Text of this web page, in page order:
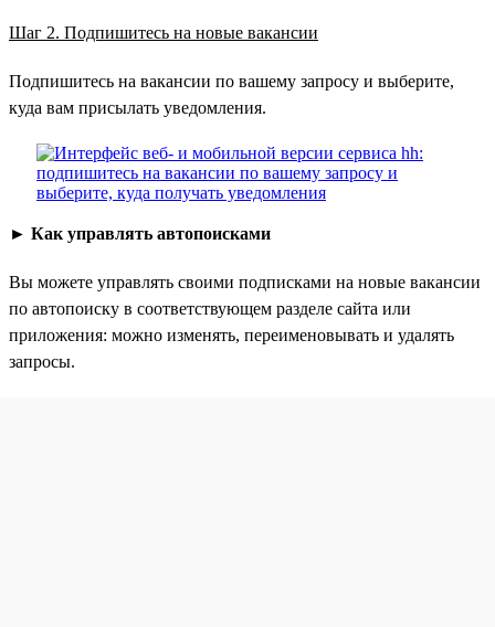
Шаг 2. Подпишитесь на новые вакансии
Подпишитесь на вакансии по вашему запросу и выберите,
куда вам присылать уведомления.
► Как управлять автопоисками
Вы можете управлять своими подписками на новые вакансии
по автопоиску в соответствующем разделе сайта или
приложения: можно изменять, переименовывать и удалять
запросы.